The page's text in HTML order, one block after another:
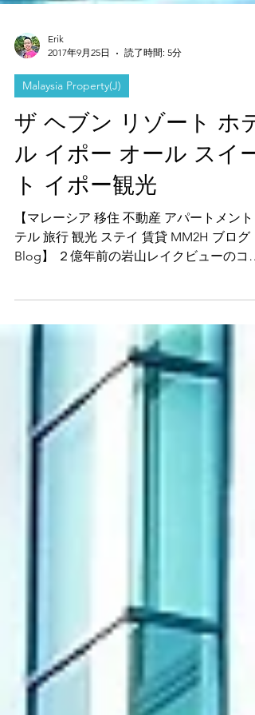
2017年9月25日
Malaysia Property(J)
ザ ヘブン リゾート ホテ
ル イポー オール スイー
ト イポー観光
【マレーシア 移住 不動産 アパートメント
テル 旅行 観光 ステイ 賃貸 MM2H ブログ
ドミニアム。イポーの大自然の中のインフ
ニティ―プールが超最高！ 激爆超絶景のプ
ールでリフレッシュしてきた日本人妻アヤ